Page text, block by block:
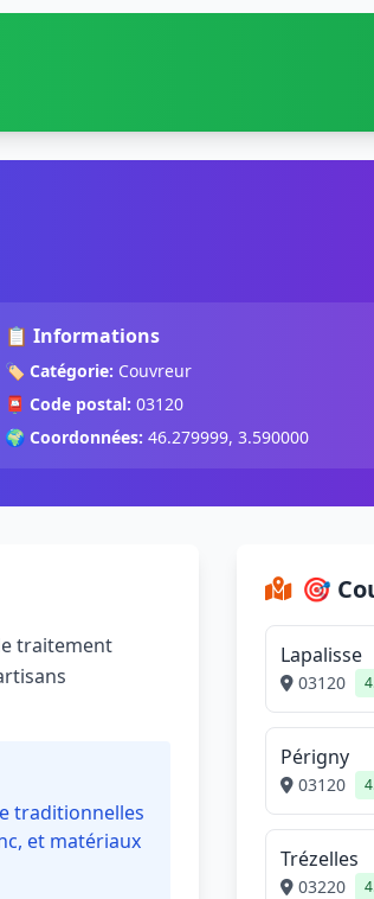
📋 Informations
🏷️ Catégorie: Couvreur
📮 Code postal: 03120
🌍 Coordonnées: 46.279999, 3.590000
traitement
traditionnelles
et matériaux
🎯
Lapalisse
03120
Périgny
03120
Trézelles
03220